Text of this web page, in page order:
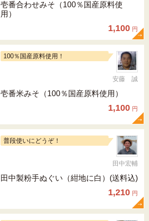
壱番合わせみそ（100％国産原料使
用）
1,100 円
100％国産原料使用！
安藤 誠
壱番米みそ（100％国産原料使用）
1,100 円
普段使いにどうぞ！
田中宏輔
田中製粉手ぬぐい（紺地に白）(送料込)
1,210 円